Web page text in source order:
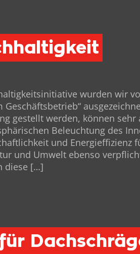
wur­den wir
gestellt wer­den, kön­nen sehr
Beleuch­tung des
und Energi­ef­fizienz
und Umwelt eben­so
diese […]